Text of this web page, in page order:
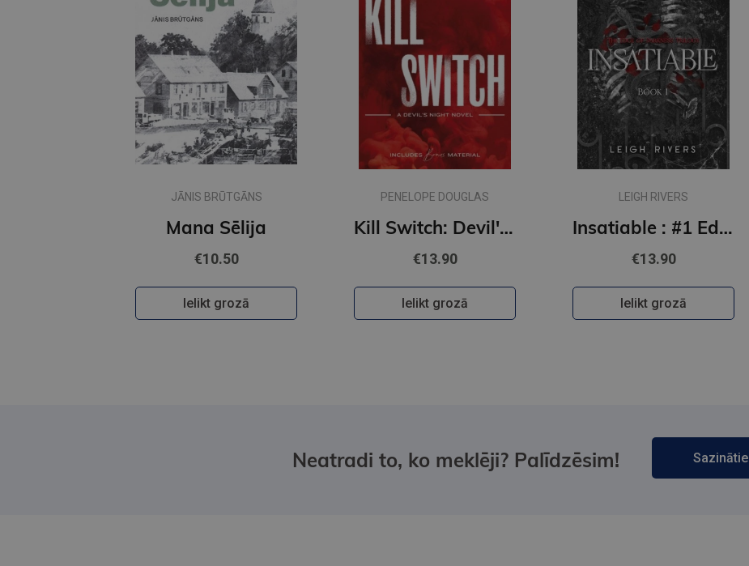
JĀNIS BRŪTGĀNS
Mana Sēlija
€10.50
Ielikt grozā
PENELOPE DOUGLAS
Kill Switch: Devil's Night #3
€13.90
Ielikt grozā
LEIGH RIVERS
Insatiable : #1 Edge of Darkness series : delux paperback featuring exclusive character artwork
€13.90
Ielikt grozā
Neatradi to, ko meklēji? Palīdzēsim!